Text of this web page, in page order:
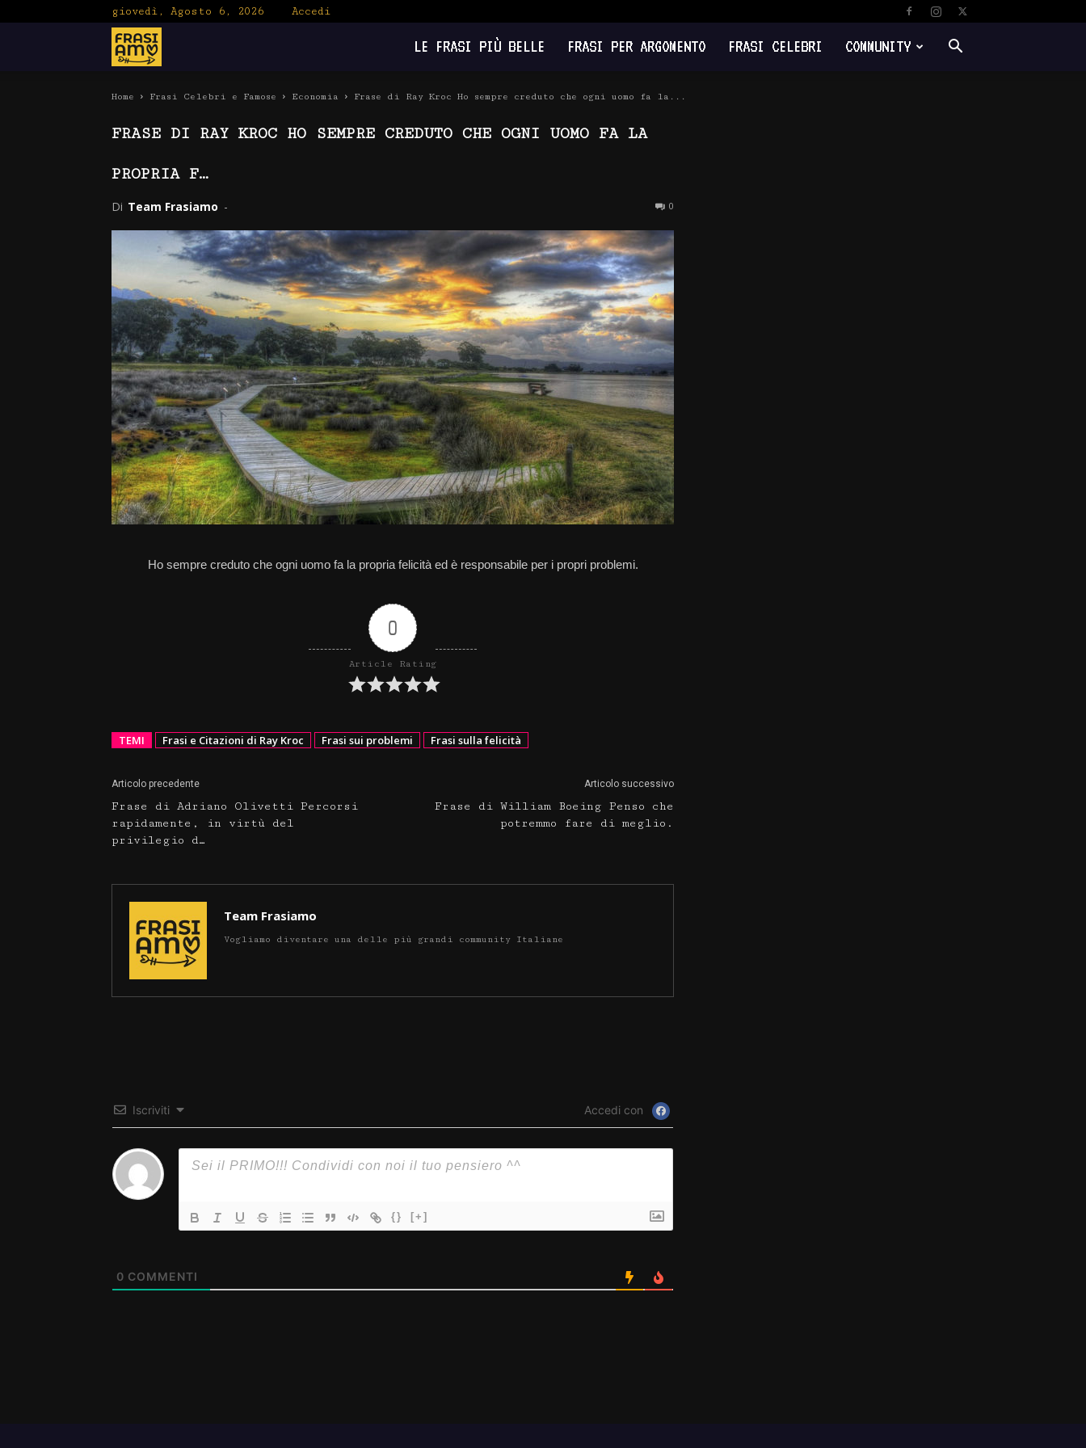
giovedì, Agosto 6, 2026 Accedi
LE FRASI PIÙ BELLE FRASI PER ARGOMENTO FRASI CELEBRI COMMUNITY
Home Frasi Celebri e Famose Economia Frase di Ray Kroc Ho sempre creduto che ogni uomo fa la...
FRASE DI RAY KROC HO SEMPRE CREDUTO CHE OGNI UOMO FA LA
PROPRIA F…
Di Team Frasiamo - 0
Ho sempre creduto che ogni uomo fa la propria felicità ed è responsabile per i propri problemi.
0
Article Rating
TEMI Frasi e Citazioni di Ray Kroc Frasi sui problemi Frasi sulla felicità
Articolo precedente
Frase di Adriano Olivetti Percorsi
rapidamente, in virtù del
privilegio d…
Articolo successivo
Frase di William Boeing Penso che
potremmo fare di meglio.
Team Frasiamo
Vogliamo diventare una delle più grandi community Italiane
Iscriviti Accedi con
{} [+]
0 COMMENTI